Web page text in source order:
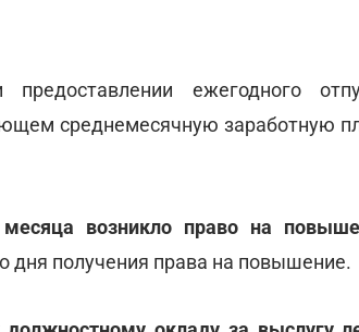
предоставлении ежегодного
среднемесячную заработную
месяца возникло право на
дня получения права на повышение.